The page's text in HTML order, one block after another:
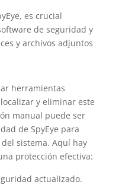
es crucial
de seguridad y
y archivos adjuntos
herramientas
y eliminar este
manual puede ser
de SpyEye para
sistema. Aquí hay
protección efectiva:
actualizado.